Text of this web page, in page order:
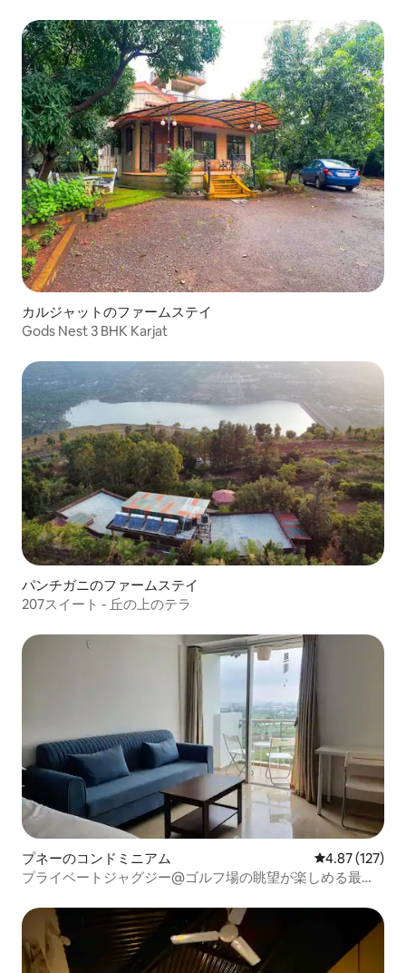
カルジャットのファームステイ
Gods Nest 3 BHK Karjat
パンチガニのファームステイ
207スイート - 丘の上のテラ
プネーのコンドミニアム レビュー127
4.87 (127)
プライベートジャグジー@ゴルフ場の眺望が楽しめる最上